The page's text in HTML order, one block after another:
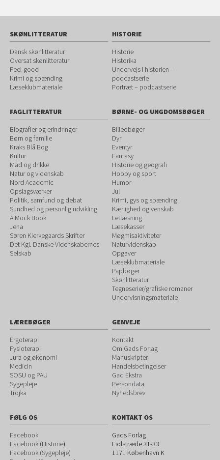
SKØNLITTERATUR
Dansk skønlitteratur
Oversat skønlitteratur
Feel-good
Krimi og spænding
Læseklubmateriale
HISTORIE
Historie
Historika
Undervejs i historien –
podcastserie
Portræt – podcastserie
FAGLITTERATUR
Biografier og erindringer
Børn og familie
Kraks Blå Bog
Kultur
Mad og drikke
Natur og videnskab
Nord Academic
Opslagsværker
Politik, samfund og debat
Sundhed og personlig udvikling
A Mock Book
Jena
Søren Kierkegaards Skrifter
Det Kgl. Danske Videnskabernes
Selskab
BØRNE- OG UNGDOMSBØGER
Billedbøger
Dyr
Eventyr
Fantasy
Historie og geografi
Hobby og sport
Humor
Jul
Krimi, gys og spænding
Kærlighed og venskab
Letlæsning
Læsekasser
Møgmisaktiviteter
Naturvidenskab
Opgaver
Læseklubmateriale
Papbøger
Skønlitteratur
Tegneserier/grafiske romaner
Undervisningsmateriale
LÆREBØGER
Ergoterapi
Fysioterapi
Jura og økonomi
Medicin
SOSU og PAU
Sygepleje
Trojka
GENVEJE
Kontakt
Om Gads Forlag
Manuskripter
Handelsbetingelser
Gad Ekstra
Persondata
Nyhedsbrev
FØLG OS
Facebook
Facebook (Historie)
Facebook (Sygepleje)
KONTAKT OS
Gads Forlag
Fiolstræde 31-33
1171 København K